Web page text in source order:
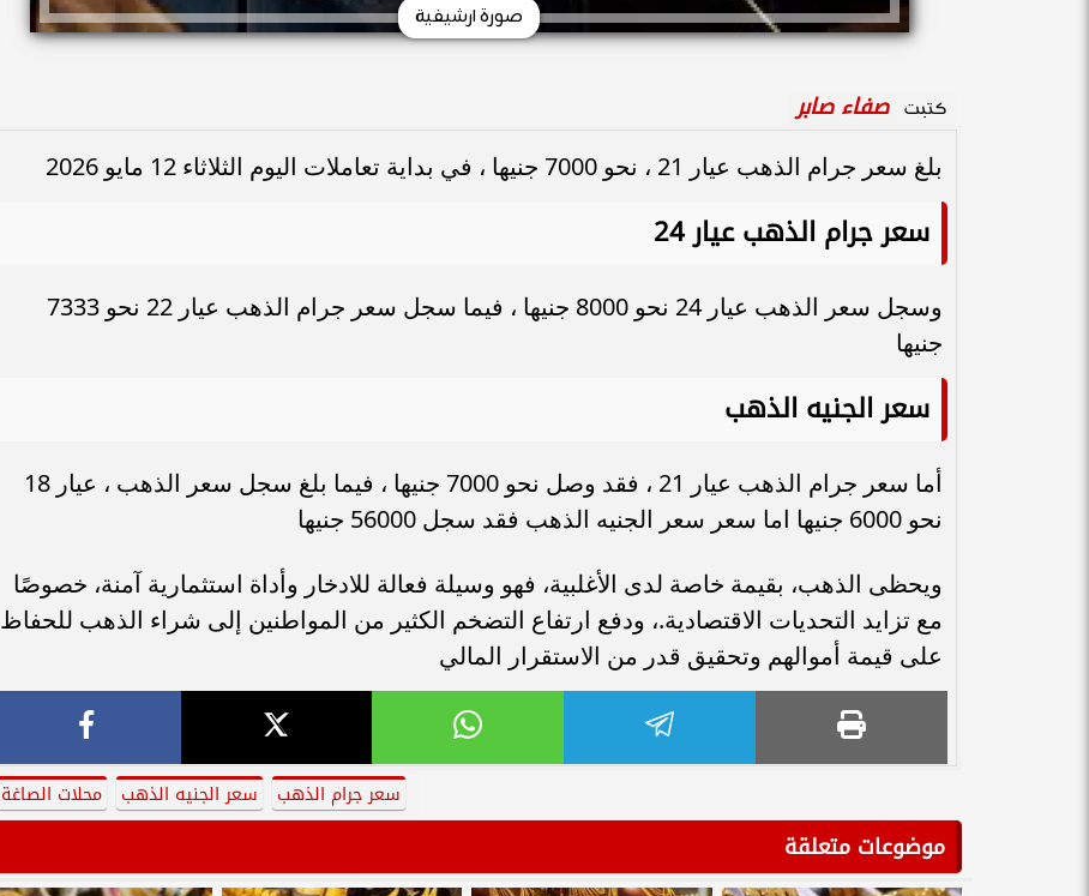
صورة ارشيفية
كتبت صفاء صابر
بلغ سعر جرام الذهب عيار 21 ، نحو 7000 جنيها ، في بداية تعاملات اليوم الثلاثاء 12 مايو 2026
سعر جرام الذهب عيار 24
وسجل سعر الذهب عيار 24 نحو 8000 جنيها ، فيما سجل سعر جرام الذهب عيار 22 نحو 7333
جنيها
سعر الجنيه الذهب
أما سعر جرام الذهب عيار 21 ، فقد وصل نحو 7000 جنيها ، فيما بلغ سجل سعر الذهب ، عيار 18
نحو 6000 جنيها اما سعر سعر الجنيه الذهب فقد سجل 56000 جنيها
ويحظى الذهب، بقيمة خاصة لدى الأغلبية، فهو وسيلة فعالة للادخار وأداة استثمارية آمنة، خصوصًا
مع تزايد التحديات الاقتصادية.، ودفع ارتفاع التضخم الكثير من المواطنين إلى شراء الذهب للحفاظ
على قيمة أموالهم وتحقيق قدر من الاستقرار المالي
سعر جرام الذهب سعر الجنيه الذهب محلات الصاغة
موضوعات متعلقة